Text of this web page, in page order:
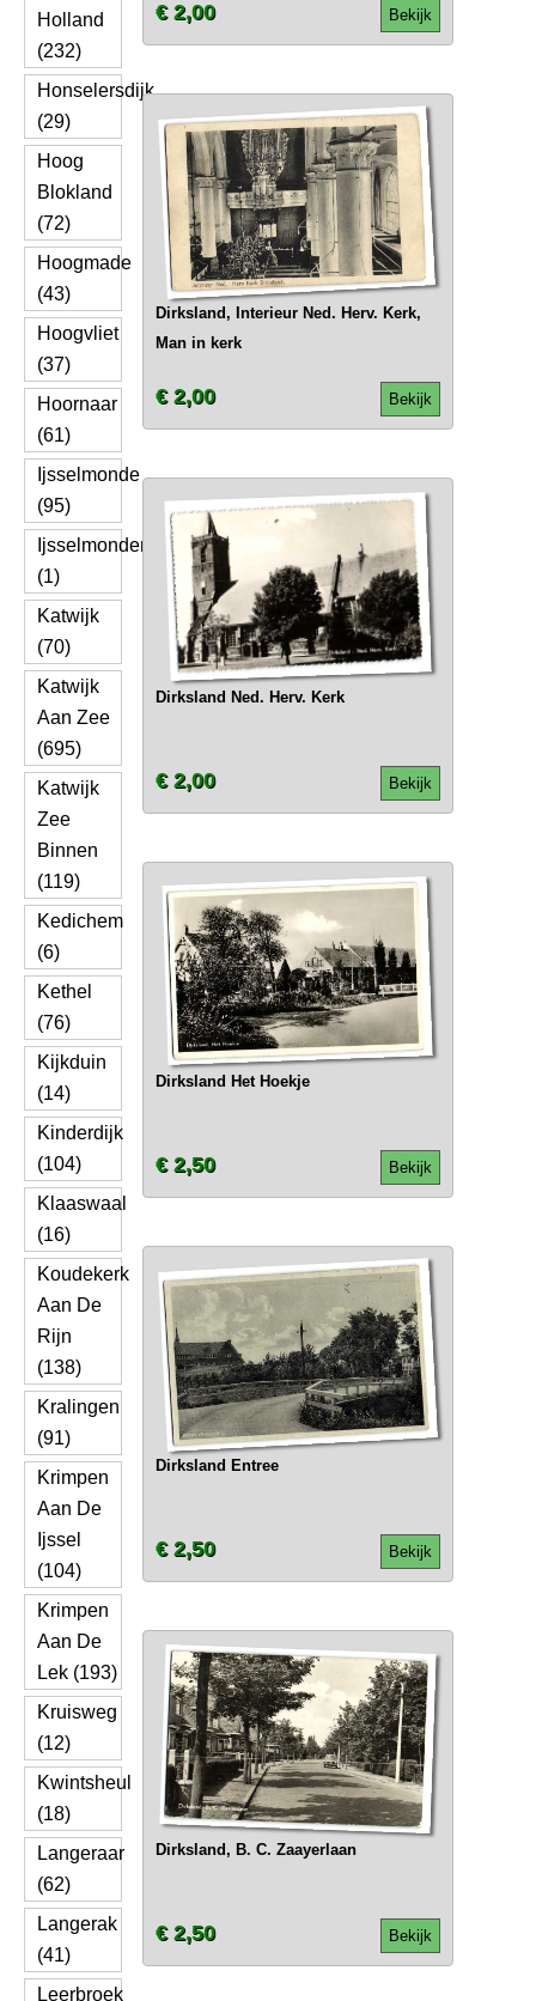
Holland
(232)
Honselersdijk
(29)
Hoog
Blokland
(72)
Hoogmade
(43)
Hoogvliet
(37)
Hoornaar
(61)
Ijsselmonde
(95)
Ijsselmonden
(1)
Katwijk
(70)
Katwijk
Aan Zee
(695)
Katwijk
Zee
Binnen
(119)
Kedichem
(6)
Kethel
(76)
Kijkduin
(14)
Kinderdijk
(104)
Klaaswaal
(16)
Koudekerk
Aan De
Rijn
(138)
Kralingen
(91)
Krimpen
Aan De
Ijssel
(104)
Krimpen
Aan De
Lek (193)
Kruisweg
(12)
Kwintsheul
(18)
Langeraar
(62)
Langerak
(41)
Leerbroek
Bekijk
€ 2,00
Dirksland, Interieur Ned. Herv. Kerk,
Man in kerk
Bekijk
€ 2,00
Dirksland Ned. Herv. Kerk
Bekijk
€ 2,00
Dirksland Het Hoekje
Bekijk
€ 2,50
Dirksland Entree
Bekijk
€ 2,50
Dirksland, B. C. Zaayerlaan
Bekijk
€ 2,50